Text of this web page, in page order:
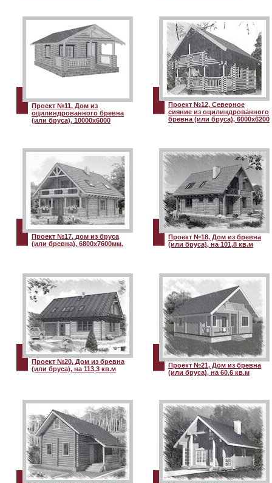
Проект №11, Дом из
оцилиндрованного бревна
(или бруса), 10000х6000
Проект №12, Северное
сияние из оцилиндрованного
бревна (или бруса), 6000х6200
Проект №17, дом из бруса
(или бревна), 6800х7600мм.
Проект №18, Дом из бревна
(или бруса), на 101,8 кв.м
Проект №20, Дом из бревна
(или бруса), на 113,3 кв.м
Проект №21, Дом из бревна
(или бруса), на 60,6 кв.м